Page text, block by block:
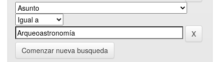
Comenzar nueva busqueda